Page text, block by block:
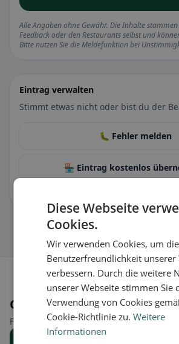
Alle Angaben ohne Gewähr. Die Inhalte
Feedback oder den Restaurants selbst und
Bitte nutzen Sie die Meldefunktion bei
Eintrag verwalten
Stimmt etwas nicht oder bist du der
🐛 Fehler melden
🏪 Eintrag kostenlos
Orte in der Nähe
Finde den passenden Ort für deine
Diese Webseite
Cookies.
Wir verwenden Cookies, um die
Benutzerfreundlichkeit unserer
verbessern. Durch die weitere
unserer Webseite stimmen Sie
Verwendung von Cookies
Cookie-Richtlinie zu.Weitere
Informationen